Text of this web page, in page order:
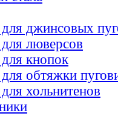
джинсовых
люверсов
кнопок
обтяжки
хольнитенов